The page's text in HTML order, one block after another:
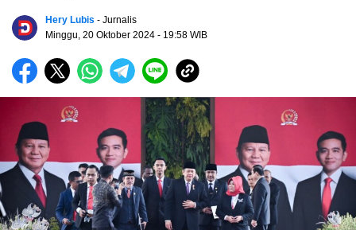
Hery Lubis - Jurnalis
Minggu, 20 Oktober 2024 - 19:58 WIB